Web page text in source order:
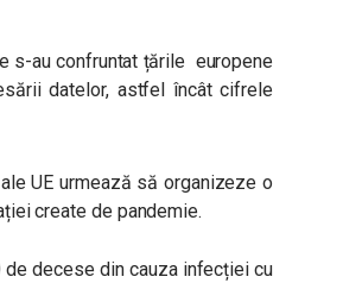
s-au confruntat țările europene
datelor, astfel încât cifrele
UE urmează să organizeze o
create de pandemie.
de decese din cauza infecției cu